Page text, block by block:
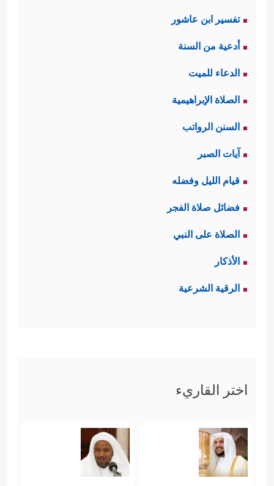
تفسير ابن عاشور
أدعية من السنة
الدعاء للميت
الصلاة الإبراهيمية
السنن الرواتب
آيات الصبر
قيام الليل وفضله
فضائل صلاة الفجر
الصلاة على النبي
الأذكار
الرقية الشرعية
اختر القاريء